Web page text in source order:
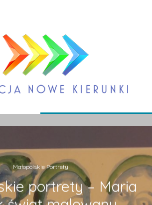
Małopolskie Portrety
portrety – Maria